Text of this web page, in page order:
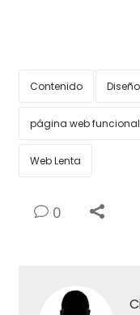
Contenido
página web funcional
Web Lenta
0